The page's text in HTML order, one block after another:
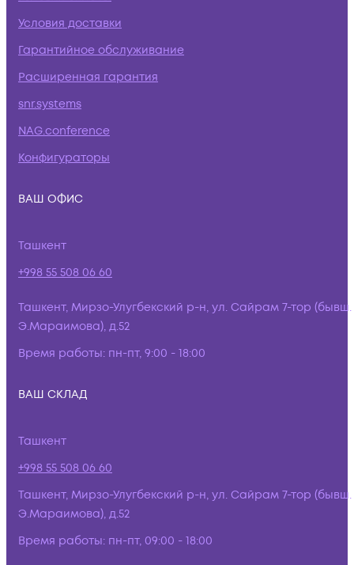
Условия доставки
Гарантийное обслуживание
Расширенная гарантия
snr.systems
NAG.conference
Конфигураторы
ВАШ ОФИС
Ташкент
+998 55 508 06 60
Ташкент, Мирзо-Улугбекский р-н, ул. Сайрам 7-тор (бывш.
Э.Мараимова), д.52
Время работы: пн-пт, 9:00 - 18:00
ВАШ СКЛАД
Ташкент
+998 55 508 06 60
Ташкент, Мирзо-Улугбекский р-н, ул. Сайрам 7-тор (бывш.
Э.Мараимова), д.52
Время работы: пн-пт, 09:00 - 18:00